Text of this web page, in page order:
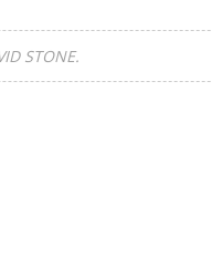
STONE.